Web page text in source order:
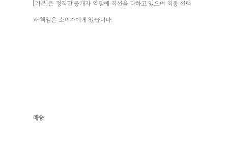
[기본]은 정직한 중개자 역할에 최선을 다하고 있으며 최종 선택
과 책임은 소비자에게 있습니다.
배송